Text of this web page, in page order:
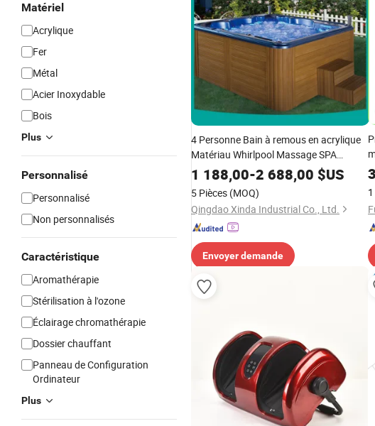
Matériel
Acrylique
Fer
Métal
Acier Inoxydable
Bois
Plus
Personnalisé
Personnalisé
Non personnalisés
Caractéristique
Aromathérapie
Stérilisation à l'ozone
Éclairage chromathérapie
Dossier chauffant
Panneau de Configuration
Ordinateur
Plus
4 Personne Bain à remous en acrylique
Matériau Whirlpool Massage SPA
Baignoire extérieure avec marchepied
1 188,00-2 688,00 $US
5 Pièces (MOQ)
Qingdao Xinda Industrial Co., Ltd.
Envoyer demande